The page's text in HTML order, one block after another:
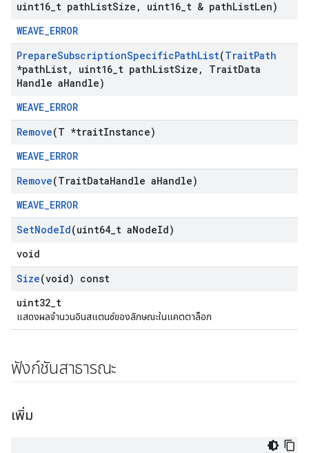
uint16 t pathListSize , uint16 t & pathListLen)
WEAVE_ERROR
PrepareSubscriptionSpecificPathList(TraitPath
*pathList, uint16 t pathListSize , TraitData
Handle aHandle)
WEAVE_ERROR
Remove(T *traitInstance)
WEAVE_ERROR
Remove(TraitDataHandle aHandle)
WEAVE_ERROR
SetNodeId(uint64 t aNodeId)
void
Size(void) const
uint32_t
แสดงผลจำนวนอินสแตนซ์ของลักษณะในแคตตาล็อก
ฟังก์ชันสาธารณะ
เพิ่ม